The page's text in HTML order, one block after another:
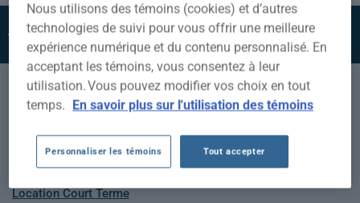
ASSURANCE
HABITATION
Assurance Habitation
Assurance Locataire
Assurance Chalet
Assurance Syndicat de copropriété
Location Court Terme
Nous utilisons des témoins (cookies) et d’autres
technologies de suivi pour vous offrir une meilleure
expérience numérique et du contenu personnalisé. En
acceptant les témoins, vous consentez à leur
utilisation. Vous pouvez modifier vos choix en tout
temps. En savoir plus sur l'utilisation des témoins
Personnaliser les témoins Tout accepter